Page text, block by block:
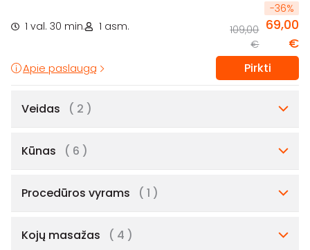
1 val. 30 min. 1 asm.
-36%
109,00
€
69,00
€
Apie paslaugą Pirkti
Veidas ( 2 )
Kūnas ( 6 )
Procedūros vyrams ( 1 )
Kojų masažas ( 4 )